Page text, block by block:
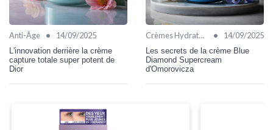
Anti-Âge • 14/09/2025
L'innovation derrière la crème
capture totale super potent de
Dior
Crèmes Hydratantes • 14/09/2025
Les secrets de la crème Blue
Diamond Supercream
d'Omorovicza